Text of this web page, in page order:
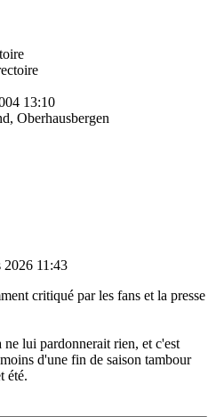
13:10
Oberhausbergen
2026 11:43
critiqué par les fans et la presse
lui pardonnerait rien, et c'est
d'une fin de saison tambour
été.